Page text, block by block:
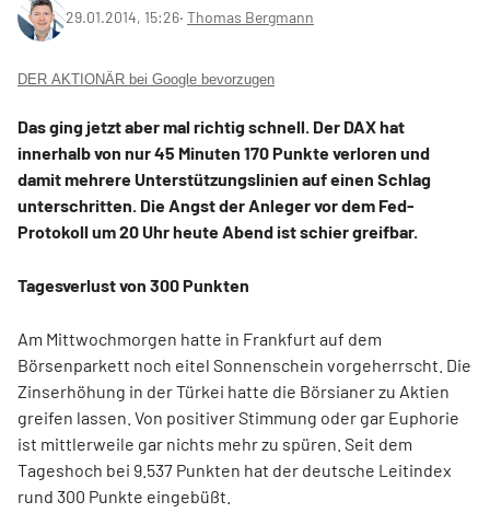
29.01.2014, 15:26‧ Thomas Bergmann
DER AKTIONÄR bei Google bevorzugen
Das ging jetzt aber mal richtig schnell. Der DAX hat
innerhalb von nur 45 Minuten 170 Punkte verloren und
damit mehrere Unterstützungslinien auf einen Schlag
unterschritten. Die Angst der Anleger vor dem Fed-
Protokoll um 20 Uhr heute Abend ist schier greifbar.
Tagesverlust von 300 Punkten
Am Mittwochmorgen hatte in Frankfurt auf dem
Börsenparkett noch eitel Sonnenschein vorgeherrscht. Die
Zinserhöhung in der Türkei hatte die Börsianer zu Aktien
greifen lassen. Von positiver Stimmung oder gar Euphorie
ist mittlerweile gar nichts mehr zu spüren. Seit dem
Tageshoch bei 9.537 Punkten hat der deutsche Leitindex
rund 300 Punkte eingebüßt.